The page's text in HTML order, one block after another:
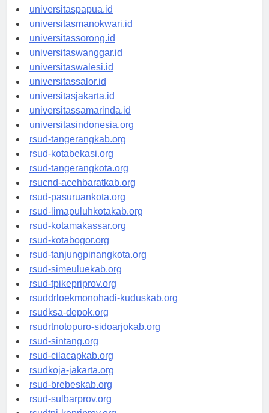
universitasjayapura.id
universitaspapua.id
universitasmanokwari.id
universitassorong.id
universitaswanggar.id
universitaswalesi.id
universitassalor.id
universitasjakarta.id
universitassamarinda.id
universitasindonesia.org
rsud-tangerangkab.org
rsud-kotabekasi.org
rsud-tangerangkota.org
rsucnd-acehbaratkab.org
rsud-pasuruankota.org
rsud-limapuluhkotakab.org
rsud-kotamakassar.org
rsud-kotabogor.org
rsud-tanjungpinangkota.org
rsud-simeuluekab.org
rsud-tpikepriprov.org
rsuddrloekmonohadi-kuduskab.org
rsudksa-depok.org
rsudrtnotopuro-sidoarjokab.org
rsud-sintang.org
rsud-cilacapkab.org
rsudkoja-jakarta.org
rsud-brebeskab.org
rsud-sulbarprov.org